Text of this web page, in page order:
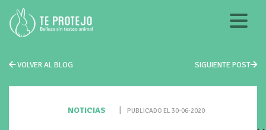
VOLVER AL BLOG SIGUIENTE POST
NOTICIAS PUBLICADO EL 30-06-2020